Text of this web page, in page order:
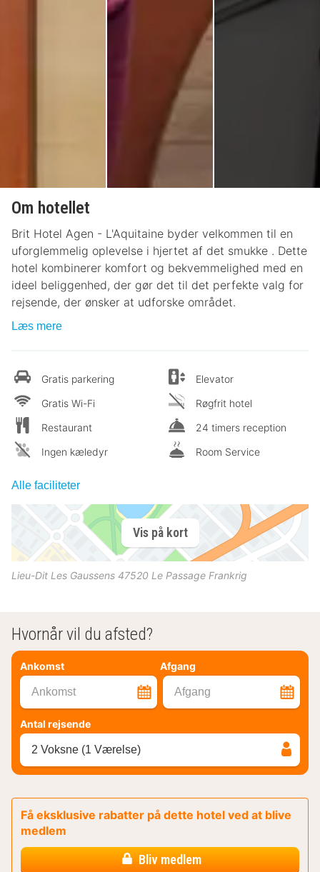
Om hotellet
Brit Hotel Agen - L'Aquitaine byder velkommen til en
uforglemmelig oplevelse i hjertet af det smukke . Dette
hotel kombinerer komfort og bekvemmelighed med en
ideel beliggenhed, der gør det til det perfekte valg for
rejsende, der ønsker at udforske området.
Læs mere
Gratis parkering
Gratis Wi-Fi
Restaurant
Ingen kæledyr
Elevator
Røgfrit hotel
24 timers reception
Room Service
Alle faciliteter
Vis på kort
Lieu-Dit Les Gaussens 47520 Le Passage Frankrig
Hvornår vil du afsted?
Ankomst Afgang
Ankomst Afgang
Antal rejsende
2 Voksne (1 Værelse)
Få eksklusive rabatter på dette hotel ved at blive
medlem
Bliv medlem